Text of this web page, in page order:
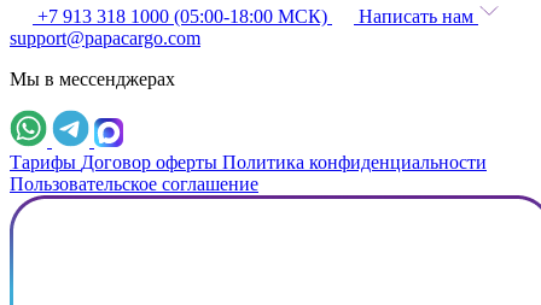
+7 913 318 1000 (05:00-18:00 МСК)
Написать нам
support@papacargo.com
Мы в мессенджерах
Тарифы Договор оферты Политика конфиденциальности
Пользовательское соглашение